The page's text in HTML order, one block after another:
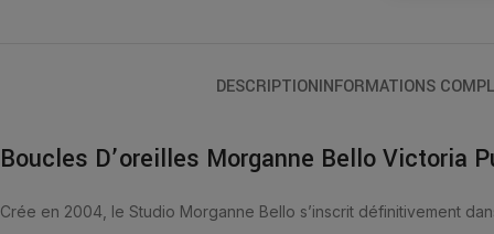
DESCRIPTIONINFORMATIONS
Boucles D’oreilles Morganne Bello Victoria
Crée en 2004, le Studio Morganne Bello s’inscrit définitivement